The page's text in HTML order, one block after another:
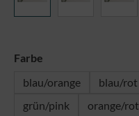
Farbe
blau/orange
blau/rot
grün/pink
orange/rot